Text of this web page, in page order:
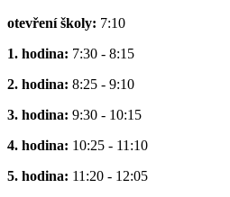
otevření školy: 7:10
1. hodina: 7:30 - 8:15
2. hodina: 8:25 - 9:10
3. hodina: 9:30 - 10:15
4. hodina: 10:25 - 11:10
5. hodina: 11:20 - 12:05